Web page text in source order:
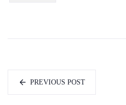
PREVIOUS POST